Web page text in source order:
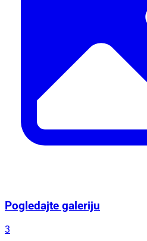
Pogledajte galeriju
3